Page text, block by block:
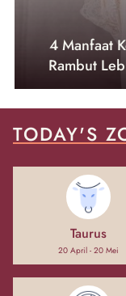
4 Manfaat
Rambut
TODAY'S
Taurus
20 April - 20 Mei